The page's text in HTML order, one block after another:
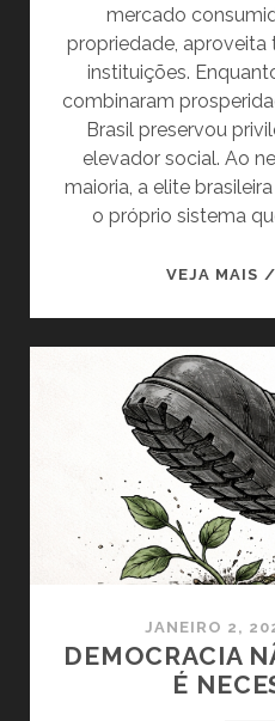
mercado
propriedade,
instituições.
combinaram
Brasil preservou
elevador social. Ao
maioria, a elite
o próprio sistema
VEJA MAIS
JANEIRO 2,
DEMOCRACIA
É